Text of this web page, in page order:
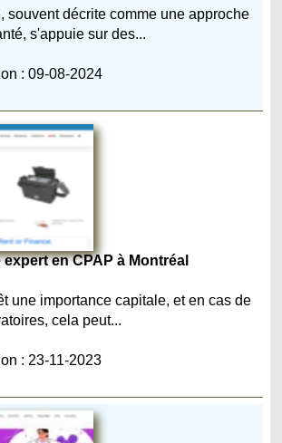
souvent décrite comme une approche
s'appuie sur des...
: 09-08-2024
en CPAP à Montréal
une importance capitale, et en cas de
cela peut...
: 23-11-2023